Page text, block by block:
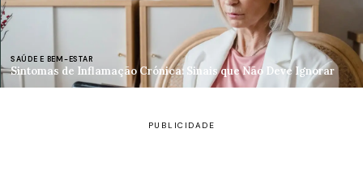
SAÚDE E BEM-ESTAR
Sintomas de Inflamação Crónica: Sinais que Não Deve Ignorar